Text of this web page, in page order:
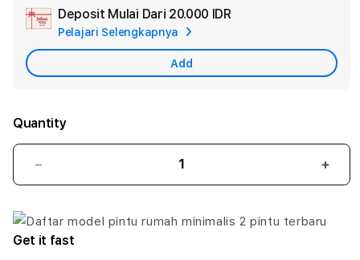
Deposit Mulai Dari 20.000 IDR
Pelajari Selengkapnya
Add
Quantity
Decrease
quantity
model
pintu
Get it fast